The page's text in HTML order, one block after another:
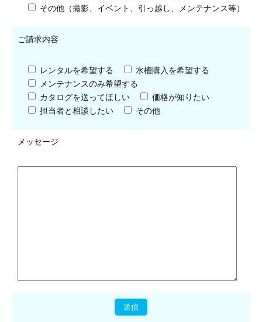
その他（撮影、イベント、引っ越し、メンテナンス等）
ご請求内容
レンタルを希望する
水槽購入を希望する
メンテナンスのみ希望する
カタログを送ってほしい
価格が知りたい
担当者と相談したい
その他
メッセージ